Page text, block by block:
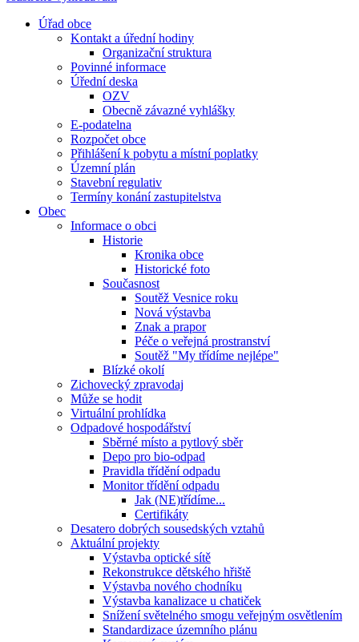
Úřad obce
Kontakt a úřední hodiny
Organizační struktura
Povinné informace
Úřední deska
OZV
Obecně závazné vyhlášky
E-podatelna
Rozpočet obce
Přihlášení k pobytu a místní poplatky
Územní plán
Stavební regulativ
Termíny konání zastupitelstva
Obec
Informace o obci
Historie
Kronika obce
Historické foto
Současnost
Soutěž Vesnice roku
Nová výstavba
Znak a prapor
Péče o veřejná prostranství
Soutěž "My třídíme nejlépe"
Blízké okolí
Zichovecký zpravodaj
Může se hodit
Virtuální prohlídka
Odpadové hospodářství
Sběrné místo a pytlový sběr
Depo pro bio-odpad
Pravidla třídění odpadu
Monitor třídění odpadu
Jak (NE)třídíme...
Certifikáty
Desatero dobrých sousedských vztahů
Aktuální projekty
Výstavba optické sítě
Rekonstrukce dětského hřiště
Výstavba nového chodníku
Výstavba kanalizace u chatiček
Snížení světelného smogu veřejným osvětlením
Standardizace územního plánu